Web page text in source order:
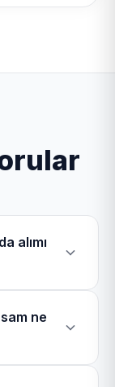
alımı
üzere
hurdacılık
ne